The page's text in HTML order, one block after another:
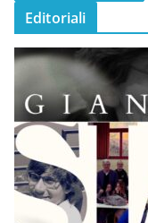
Editoriali